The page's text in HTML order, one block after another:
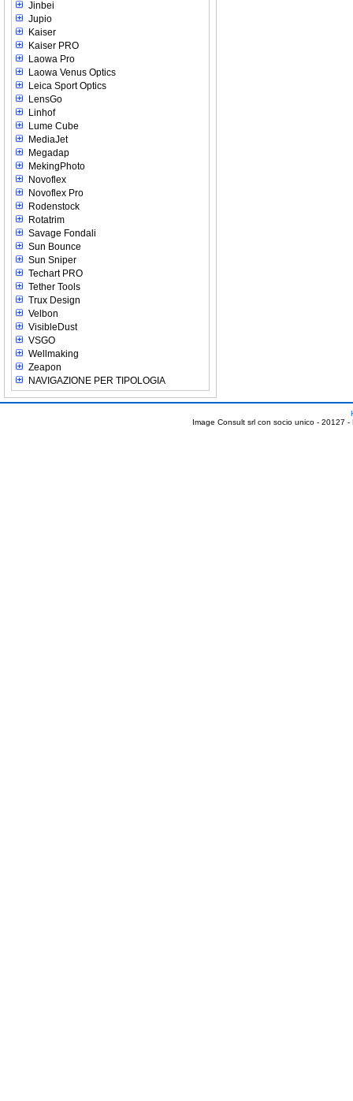
Jinbei
Jupio
Kaiser
Kaiser PRO
Laowa Pro
Laowa Venus Optics
Leica Sport Optics
LensGo
Linhof
Lume Cube
MediaJet
Megadap
MekingPhoto
Novoflex
Novoflex Pro
Rodenstock
Rotatrim
Savage Fondali
Sun Bounce
Sun Sniper
Techart PRO
Tether Tools
Trux Design
Velbon
VisibleDust
VSGO
Wellmaking
Zeapon
NAVIGAZIONE PER TIPOLOGIA
Image Consult srl con socio unico - 20127